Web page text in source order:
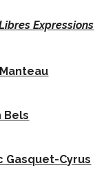
Expressions
Bels
Gasquet-Cyrus